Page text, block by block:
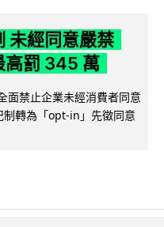
未經同意嚴禁
高罰 345 萬
面禁止企業未經消費者同意
轉為「opt-in」先徵同意